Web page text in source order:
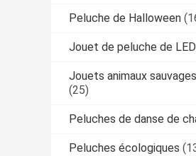
Peluche de Halloween
Jouet de peluche de LED
Jouets animaux
(25)
Peluches de danse de
Peluches écologiques